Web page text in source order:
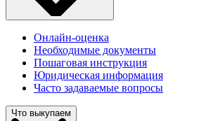
Онлайн-оценка
Необходимые документы
Пошаговая инструкция
Юридическая информация
Часто задаваемые вопросы
Что выкупаем